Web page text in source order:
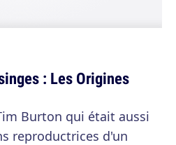
: Les Origines
Burton qui était aussi
reproductrices d'un